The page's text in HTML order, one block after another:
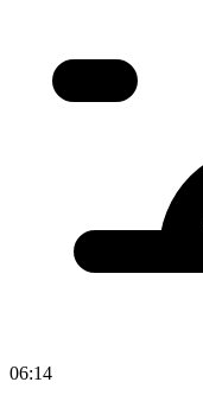
06:14